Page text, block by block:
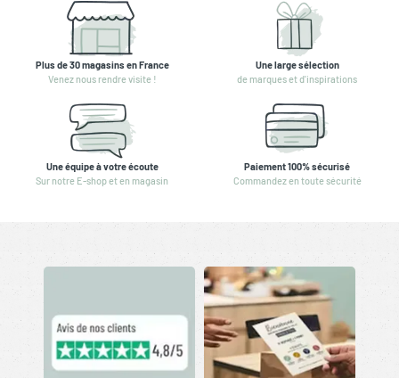
Plus de 30 magasins en France
Venez nous rendre visite !
Une large sélection
de marques et d'inspirations
Une équipe à votre écoute
Sur notre E-shop et en magasin
Paiement 100% sécurisé
Commandez en toute sécurité